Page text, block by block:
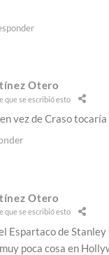
Otero
que se escribió esto
vez de Craso
Otero
que se escribió esto
Espartaco de
poca cosa en